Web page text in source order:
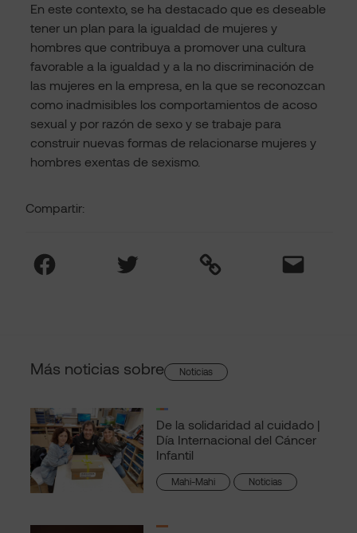
Compartir:
Facebook Twitter Link Mail
En este contexto, se ha destacado que es deseable
tener un plan para la igualdad de mujeres y
hombres que contribuya a promover una cultura
favorable a la igualdad y a la no discriminación de
las mujeres en la empresa, en la que se reconozcan
como inadmisibles los comportamientos de acoso
sexual y por razón de sexo y se trabaje para
construir nuevas formas de relacionarse mujeres y
hombres exentas de sexismo.
Más noticias sobre Noticias
De la solidaridad al cuidado |
Día Internacional del Cáncer
Infantil
Mahi-Mahi Noticias